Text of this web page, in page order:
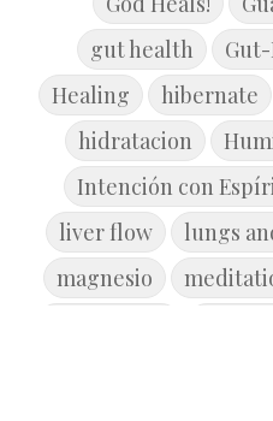
gut health
Healing
hibernate
hidratacion
Intención con
liver flow
lungs
magnesio